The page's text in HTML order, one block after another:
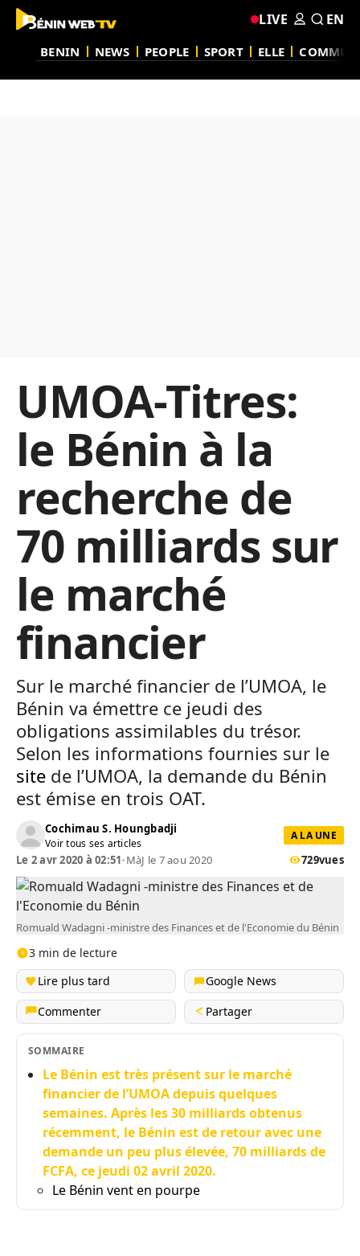
BENIN NEWS PEOPLE SPORT ELLE
LIVE EN
UMOA-Titres:
le Bénin à la
recherche de
70 milliards sur
le marché
financier
Sur le marché financier de l’UMOA, le
Bénin va émettre ce jeudi des
obligations assimilables du trésor.
Selon les informations fournies sur le
site de l’UMOA, la demande du Bénin
est émise en trois OAT.
Cochimau S. Houngbadji
Voir tous ses articles
A LA UNE
Le 2 avr 2020 à 02:51•MàJ le 7 aou 2020 729vues
Romuald Wadagni -ministre des Finances et de l'Economie du Bénin
3 min de lecture
Lire plus tard
Google News
Commenter
Partager
SOMMAIRE
Le Bénin est très présent sur le marché
financier de l’UMOA depuis quelques
semaines. Après les 30 milliards obtenus
récemment, le Bénin est de retour avec une
demande un peu plus élevée, 70 milliards de
FCFA, ce jeudi 02 avril 2020.
Le Bénin vent en pourpe